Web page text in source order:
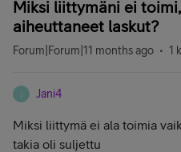
Miksi liittymäni ei
aiheuttaneet laskut?
Forum|Forum|11 months ago 1
J Jani4
Miksi liittymä ei ala toimia
takia oli suljettu